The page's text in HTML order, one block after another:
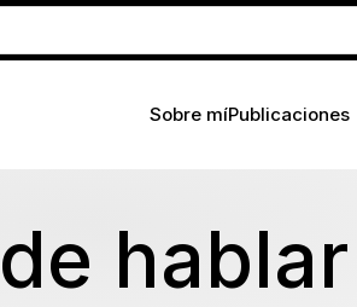
Sobre míPublicaciones